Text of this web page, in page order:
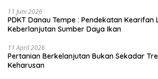
11 Juni 2026
PDKT Danau Tempe : Pendekatan Kearifan
Keberlanjutan Sumber Daya Ikan
11 April 2026
Pertanian Berkelanjutan Bukan Sekadar
Keharusan